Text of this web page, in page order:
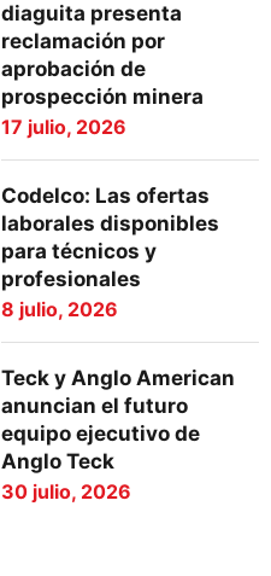
diaguita presenta
reclamación por
aprobación de
prospección minera
17 julio, 2026
Codelco: Las ofertas
laborales disponibles
para técnicos y
profesionales
8 julio, 2026
Teck y Anglo American
anuncian el futuro
equipo ejecutivo de
Anglo Teck
30 julio, 2026